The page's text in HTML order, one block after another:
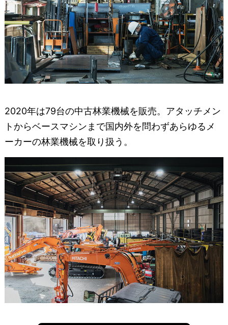
2020年は79台の中古林業機械を販売。アタッチメン
トからベースマシンまで国内外を問わずあらゆるメ
ーカーの林業機械を取り扱う。